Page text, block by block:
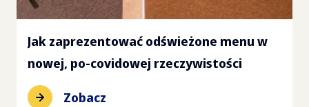
Jak zaprezentować odświeżone menu w
nowej, po-covidowej rzeczywistości
Zobacz